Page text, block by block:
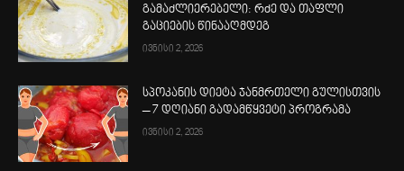
გამაძლიერებელი: რძე და თაფლი
გაციების წინააღმდეგ
ივნისი 2, 2026
სპოკანის დიეტა ჯანმრთელი გულისთვის
– 7 დღიანი გადამწყვეტი პროგრამა
ივნისი 2, 2026